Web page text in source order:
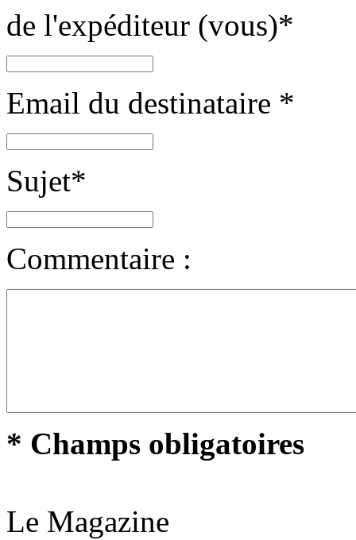
de l'expéditeur (vous)*
Email du destinataire *
Sujet*
Commentaire :
* Champs obligatoires
Le Magazine